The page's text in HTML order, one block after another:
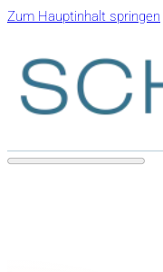
Zum Hauptinhalt springen